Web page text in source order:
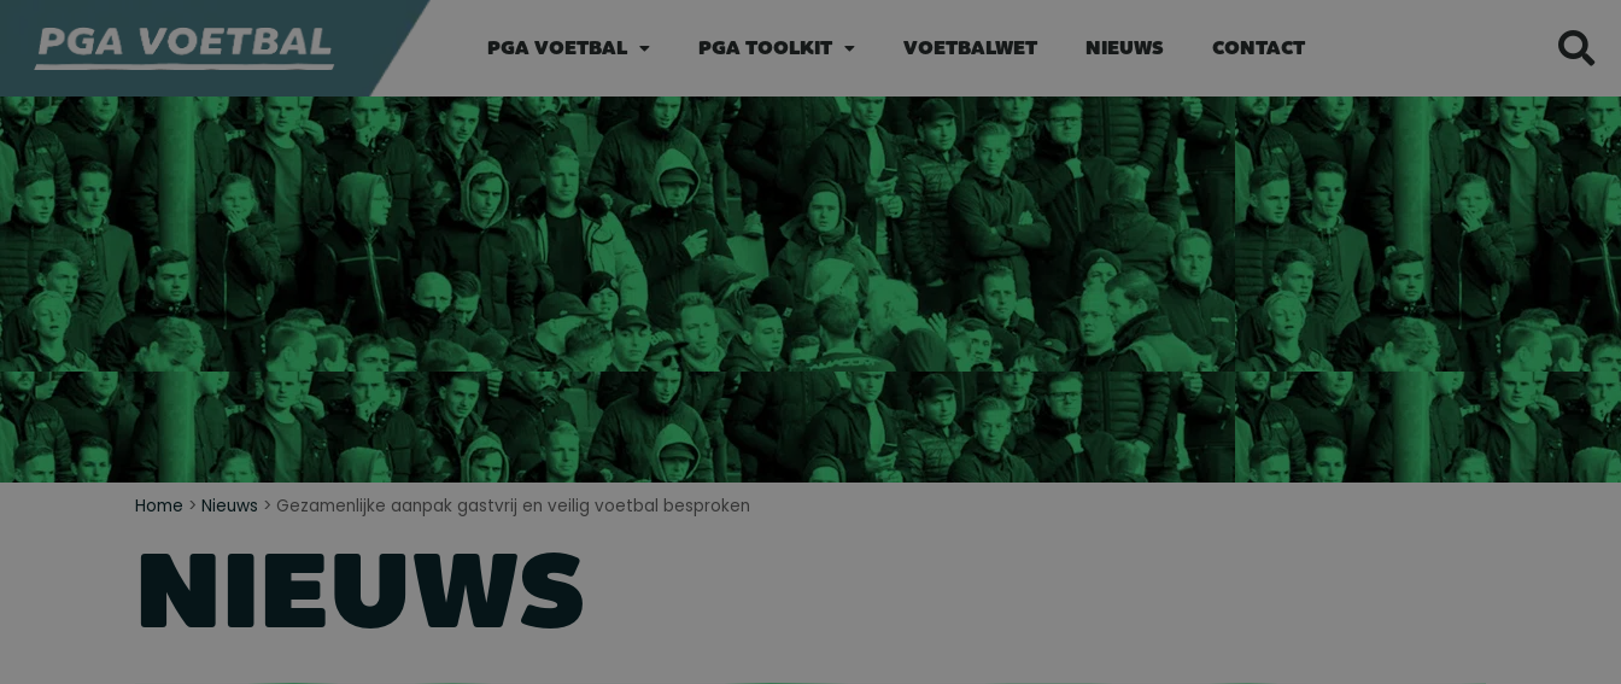
PGA VOETBAL PGA TOOLKIT VOETBALWET NIEUWS CONTACT
Home > Nieuws > Gezamenlijke aanpak gastvrij en veilig voetbal besproken
NIEUWS